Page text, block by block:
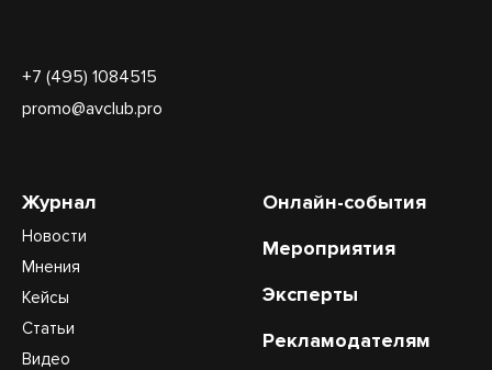
+7 (495) 1084515
promo@avclub.pro
Журнал
Новости
Мнения
Кейсы
Статьи
Видео
Онлайн-события
Мероприятия
Эксперты
Рекламодателям